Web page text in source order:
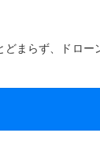
まらず、ドロー